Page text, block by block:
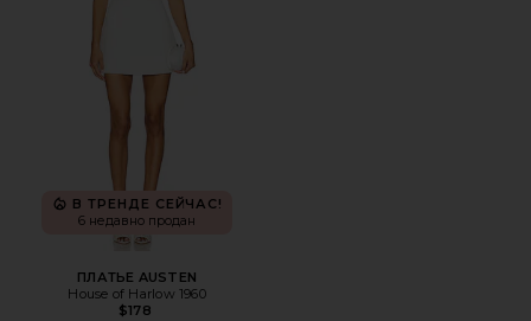
В ТРЕНДЕ СЕЙЧАС!
6 недавно продан
ПЛАТЬЕ AUSTEN
House of Harlow 1960
$178